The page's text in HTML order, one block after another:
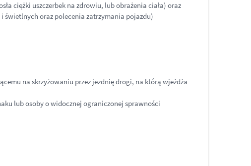
ciężki uszczerbek na zdrowiu, lub obrażenia ciała) oraz
świetlnych oraz polecenia zatrzymania pojazdu)
na skrzyżowaniu przez jezdnię drogi, na którą wjeżdża
lub osoby o widocznej ograniczonej sprawności